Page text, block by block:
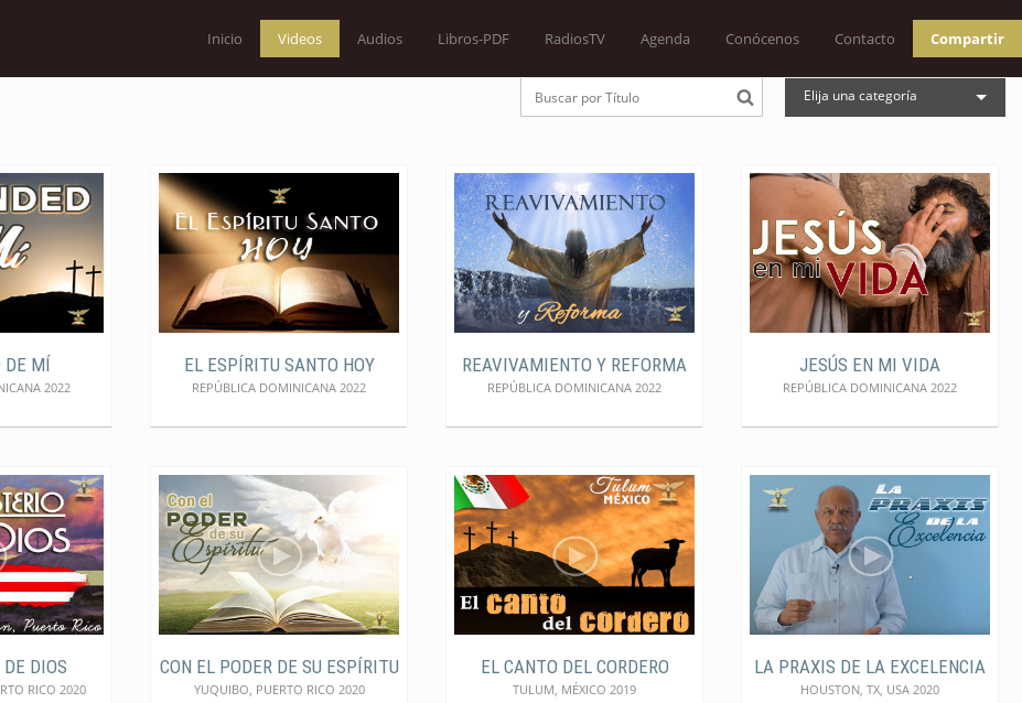
Inicio Videos Audios Libros-PDF RadiosTV Agenda Conócenos Contacto Compartir
Elija una categoría
DE MÍ
2022
EL ESPÍRITU SANTO HOY
REPÚBLICA DOMINICANA 2022
REAVIVAMIENTO Y REFORMA
REPÚBLICA DOMINICANA 2022
JESÚS EN MI VIDA
REPÚBLICA DOMINICANA 2022
DIOS
RICO 2020
CON EL PODER DE SU ESPÍRITU
YUQUIBO, PUERTO RICO 2020
EL CANTO DEL CORDERO
TULUM, MÉXICO 2019
LA PRAXIS DE LA EXCELENCIA
HOUSTON, TX, USA 2020